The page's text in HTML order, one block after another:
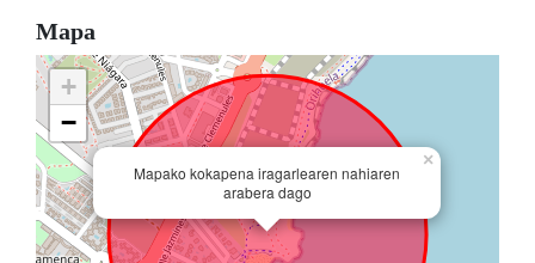
Mapa
Mapako kokapena iragarlearen nahiaren
arabera dago
×
+
−